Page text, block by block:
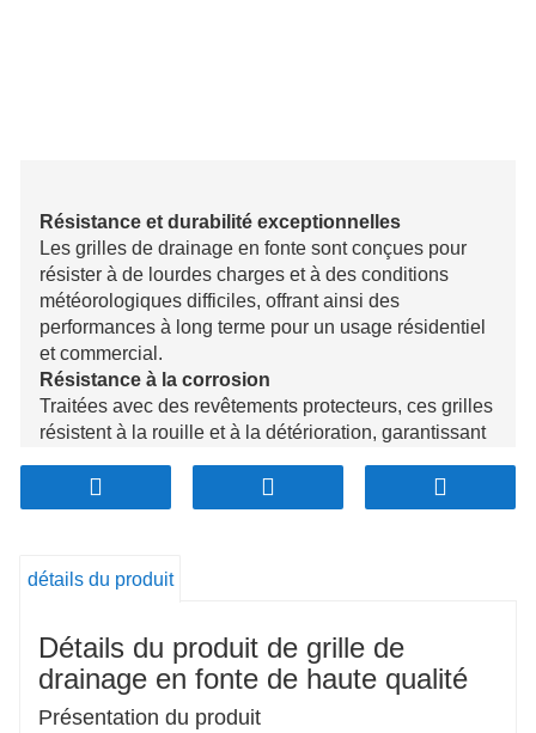
Résistance et durabilité exceptionnelles
Les grilles de drainage en fonte sont conçues pour
résister à de lourdes charges et à des conditions
météorologiques difficiles, offrant ainsi des
performances à long terme pour un usage résidentiel
et commercial.
Résistance à la corrosion
Traitées avec des revêtements protecteurs, ces grilles
résistent à la rouille et à la détérioration, garantissant
difficiles.
Drainage efficace et sécurité
blocages et améliorent la sécurité dans des
Personnalisable et nécessitant peu d'entretien
Disponibles en différentes tailles et conceptions, ils
peuvent être adaptés à différents besoins tout en
nécessitant un entretien minimal, ce qui permet
détails du produit
Détails du produit de grille de
drainage en fonte de haute qualité
Présentation du produit